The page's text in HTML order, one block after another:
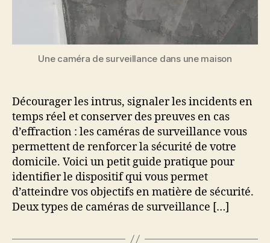
Une caméra de surveillance dans une maison
Décourager les intrus, signaler les incidents en
temps réel et conserver des preuves en cas
d’effraction : les caméras de surveillance vous
permettent de renforcer la sécurité de votre
domicile. Voici un petit guide pratique pour
identifier le dispositif qui vous permet
d’atteindre vos objectifs en matière de sécurité.
Deux types de caméras de surveillance […]